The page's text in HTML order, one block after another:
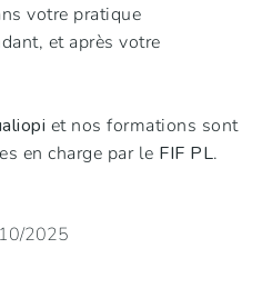
votre pratique
et après votre
et nos formations sont
en charge par le FIF PL.
2025